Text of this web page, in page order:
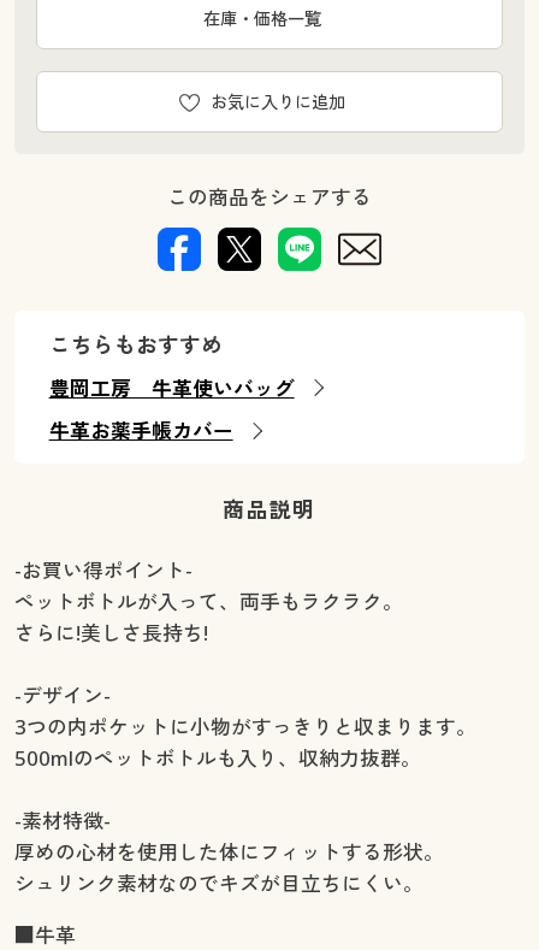
お気に入りに追加
在庫・価格一覧
この商品をシェアする
こちらもおすすめ
豊岡工房 牛革使いバッグ
牛革お薬手帳カバー
商品説明
-お買い得ポイント-
ペットボトルが入って、両手もラクラク。
さらに!美しさ長持ち!
-デザイン-
3つの内ポケットに小物がすっきりと収まります。
500mlのペットボトルも入り、収納力抜群。
-素材特徴-
厚めの心材を使用した体にフィットする形状。
シュリンク素材なのでキズが目立ちにくい。
■牛革